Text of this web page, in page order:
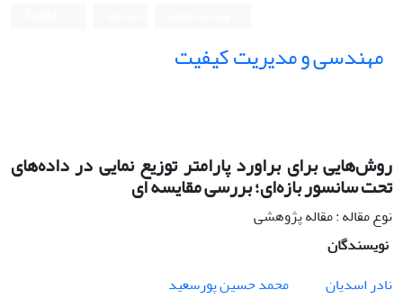
مهندسی و مدیریت کیفیت
روش‌هایی برای براورد ﭘﺎراﻣﺘﺮ توزیع نمایی در داده‌های
ﺗﺤﺖ ﺳﺎﻧﺴﻮر ﺑﺎزه‌ای؛ بررسی مقایسه ای
نوع مقاله : مقاله پژوهشی
نویسندگان
نادر اسدیان
محمد حسین پورسعید